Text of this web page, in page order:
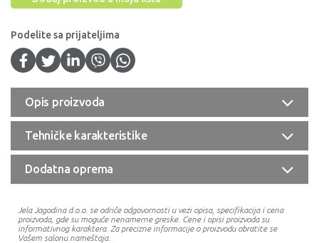
Podelite sa prijateljima
Opis proizvoda
Tehničke karakteristike
Dodatna oprema
Jela Jagodina d.o.o. se odriče odgovornosti u vezi opisa, specifikacija i cena
proizvoda, gde su moguće nenamerne greske. Cene i opisi proizvoda su
informativnog karaktera. Za precizne informacije o proizvodu obratite se
Vašem salonu nameštaja.